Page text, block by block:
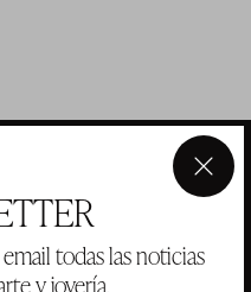
todas las noticias
y joyería.
×